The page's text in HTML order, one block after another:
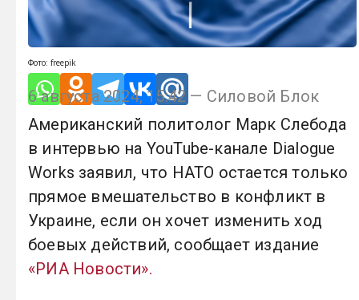
Фото: freepik
6 августа 2024, 15:42 — Силовой Блок
Американский политолог Марк Слебода
в интервью на YouTube-канале Dialogue
Works заявил, что НАТО остается только
прямое вмешательство в конфликт в
Украине, если он хочет изменить ход
боевых действий, сообщает издание
«РИА Новости».